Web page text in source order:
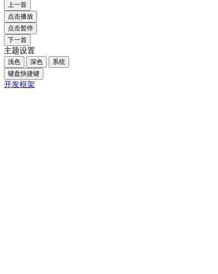
上一首
点击播放
点击暂停
下一首
主题设置
浅色 深色
系统
键盘快捷键
开发框架